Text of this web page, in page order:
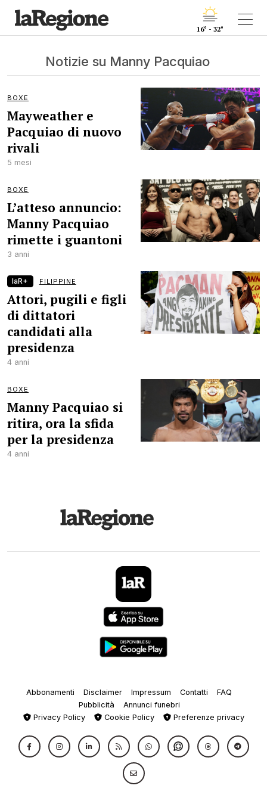
16° - 32°
Notizie su Manny Pacquiao
BOXE
Mayweather e
Pacquiao di nuovo
rivali
5 mesi
BOXE
L’atteso annuncio:
Manny Pacquiao
rimette i guantoni
3 anni
laR+ FILIPPINE
Attori, pugili e figli
di dittatori
candidati alla
presidenza
4 anni
BOXE
Manny Pacquiao si
ritira, ora la sfida
per la presidenza
4 anni
Abbonamenti Disclaimer Impressum Contatti
FAQ
Pubblicità
Annunci funebri
Privacy Policy
Cookie Policy Preferenze privacy